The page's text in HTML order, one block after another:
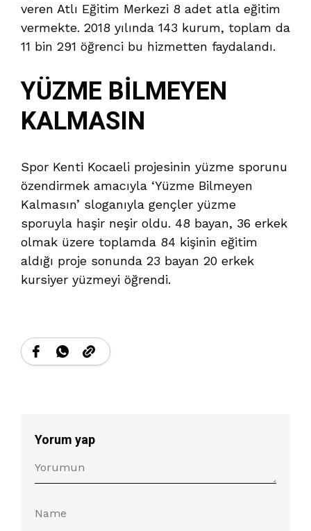
veren Atlı Eğitim Merkezi 8 adet atla eğitim
vermekte. 2018 yılında 143 kurum, toplam da
11 bin 291 öğrenci bu hizmetten faydalandı.
YÜZME BİLMEYEN
KALMASIN
Spor Kenti Kocaeli projesinin yüzme sporunu
özendirmek amacıyla ‘Yüzme Bilmeyen
Kalmasın’ sloganıyla gençler yüzme
sporuyla haşir neşir oldu. 48 bayan, 36 erkek
olmak üzere toplamda 84 kişinin eğitim
aldığı proje sonunda 23 bayan 20 erkek
kursiyer yüzmeyi öğrendi.
Yorum yap